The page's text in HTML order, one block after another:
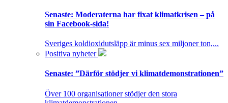
Senaste: Moderaterna har fixat klimatkrisen – på
sin Facebook-sida!
Sveriges koldioxidutsläpp är minus sex miljoner ton,...
Positiva nyheter
Senaste: ”Därför stödjer vi klimatdemonstrationen”
Över 100 organisationer stödjer den stora